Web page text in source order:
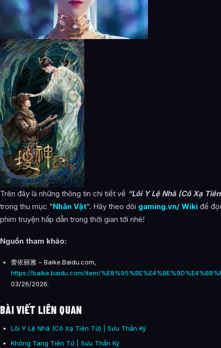
Trên đây là những thông tin chi tiết về “Lôi Y Lệ Nhã (Cô Xạ
trong thu mục “Nhân Vật“. Hãy theo dõi gaming.vn/ Wiki để
phim truyện hấp dẫn trong thời gian tới nhé!
Nguồn tham khảo:
蕾依丽雅 – Baike.Baidu.com,
https://baike.baidu.com/item/
03/26/2026.
BÀI VIẾT LIÊN QUAN
Lôi Y Lệ Nhã (Cô Xạ Tiên Tử) | Sưu Thần Ký
Không Tang Tiên Tử | Sưu Thần Ký